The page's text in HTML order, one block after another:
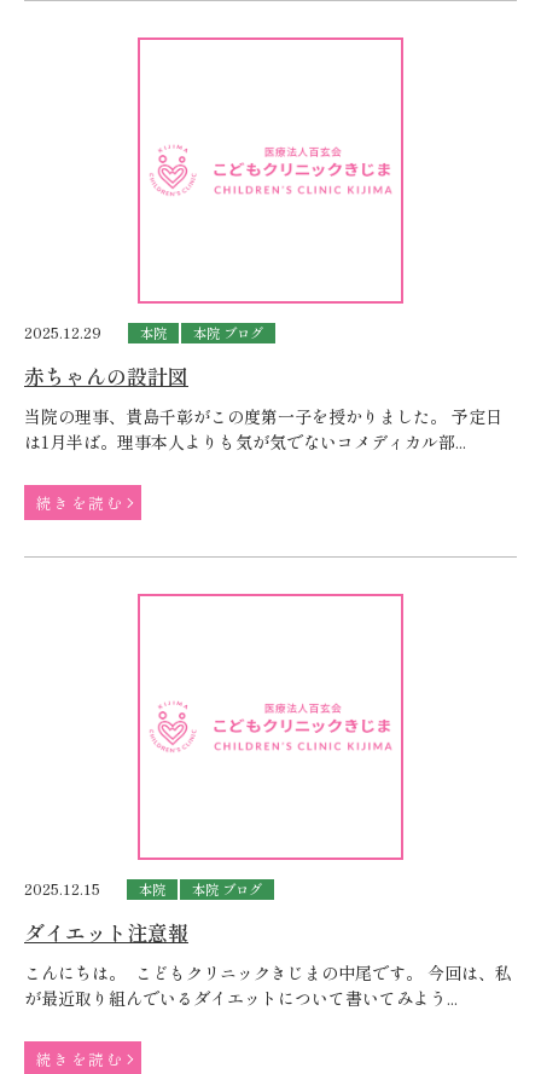
2025.12.29 本院 本院 ブログ
赤ちゃんの設計図
当院の理事、貴島千彰がこの度第一子を授かりました。 予定日
は1月半ば。理事本人よりも気が気でないコメディカル部...
続きを読む
2025.12.15 本院 本院 ブログ
ダイエット注意報
こんにちは。 こどもクリニックきじまの中尾です。 今回は、私
が最近取り組んでいるダイエットについて書いてみよう...
続きを読む